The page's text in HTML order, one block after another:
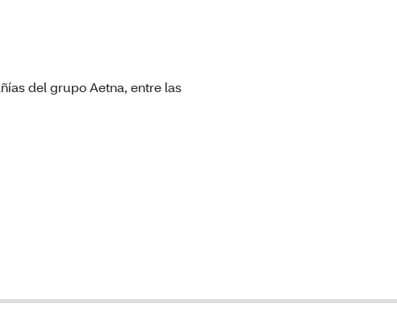
del grupo Aetna, entre las